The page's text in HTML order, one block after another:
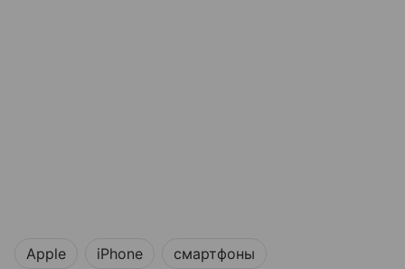
Apple iPhone смартфоны